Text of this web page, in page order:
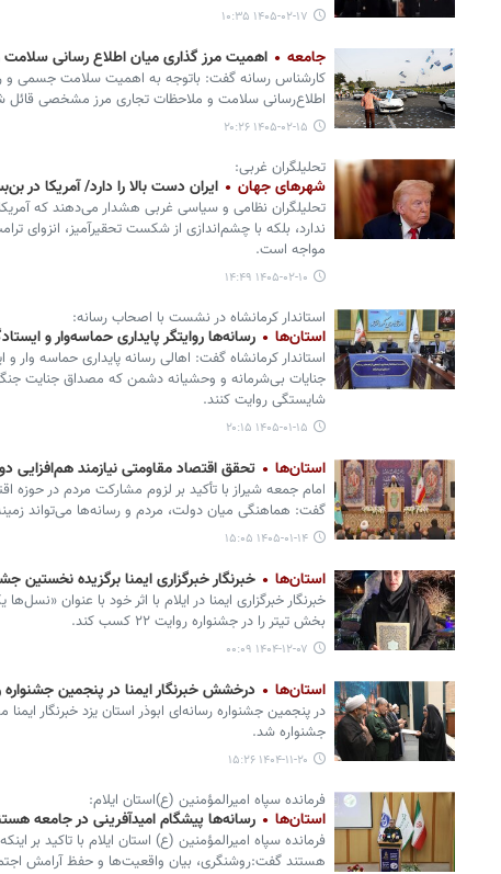
۱۴۰۵-۰۲-۱۷ ۱۰:۳۵
جامعه اهمیت مرز گذاری میان اطلاع رسانی
کارشناس رسانه گفت: باتوجه به اهمیت سلامت جسمی و
اطلاع‌رسانی سلامت و ملاحظات تجاری مرز مشخصی قائل
۱۴۰۵-۰۲-۱۵ ۲۰:۲۶
تحلیلگران غربی:
شهرهای جهان ایران دست بالا را دارد/ آمریکا در
تحلیلگران نظامی و سیاسی غربی هشدار می‌دهند که آمریکا
ندارد، بلکه با چشم‌اندازی از شکست تحقیرآمیز، انزوای
مواجه است.
۱۴۰۵-۰۲-۱۰ ۱۴:۴۹
استاندار کرمانشاه در نشست با اصحاب رسانه:
استان‌ها رسانه‌ها روایتگر پایداری حماسه‌وار و
استاندار کرمانشاه گفت: اهالی رسانه پایداری حماسه
جنایات بی‌شرمانه و وحشیانه دشمن که مصداق جنایت
شایستگی روایت کنند.
۱۴۰۵-۰۱-۱۵ ۲۰:۱۵
استان‌ها تحقق اقتصاد مقاومتی نیازمند هم‌افزایی
امام جمعه شیراز با تأکید بر لزوم مشارکت مردم در
گفت: هماهنگی میان دولت، مردم و رسانه‌ها می‌تواند
۱۴۰۵-۰۱-۱۴ ۱۵:۰۵
استان‌ها خبرنگار خبرگزاری ایمنا برگزیده نخستین
خبرنگار خبرگزاری ایمنا در ایلام با اثر خود با عنوان
بخش تیتر را در جشنواره روایت ۲۲ کسب کند.
۱۴۰۴-۱۲-۰۷ ۰۰:۰۹
استان‌ها درخشش خبرنگار ایمنا در پنجمین جشنواره
در پنجمین جشنواره رسانه‌ای ابوذر استان یزد خبرنگار
جشنواره شد.
۱۴۰۴-۱۱-۲۰ ۱۵:۲۶
فرمانده سپاه امیرالمؤمنین (ع)استان ایلام:
استان‌ها رسانه‌ها پیشگام امیدآفرینی در جامعه
فرمانده سپاه امیرالمؤمنین (ع) استان ایلام با تاکید بر
هستند گفت:روشنگری، بیان واقعیت‌ها و حفظ آرامش